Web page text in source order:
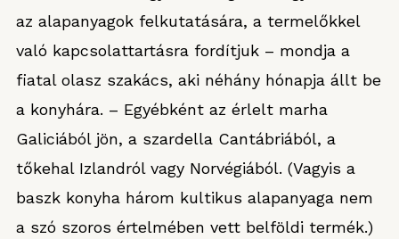
az alapanyagok felkutatására, a termelőkkel
való kapcsolattartásra fordítjuk – mondja a
fiatal olasz szakács, aki néhány hónapja állt be
a konyhára. – Egyébként az érlelt marha
Galiciából jön, a szardella Cantábriából, a
tőkehal Izlandról vagy Norvégiából. (Vagyis a
baszk konyha három kultikus alapanyaga nem
a szó szoros értelmében vett belföldi termék.)